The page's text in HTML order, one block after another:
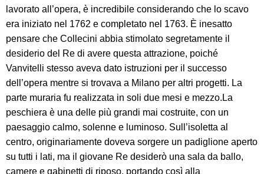
lavorato all’opera, è incredibile considerando che lo scavo
era iniziato nel 1762 e completato nel 1763. È inesatto
pensare che Collecini abbia stimolato segretamente il
desiderio del Re di avere questa attrazione, poiché
Vanvitelli stesso aveva dato istruzioni per il successo
dell’opera mentre si trovava a Milano per altri progetti. La
parte muraria fu realizzata in soli due mesi e mezzo.La
peschiera è una delle più grandi mai costruite, con un
paesaggio calmo, solenne e luminoso. Sull’isoletta al
centro, originariamente doveva sorgere un padiglione aperto
su tutti i lati, ma il giovane Re desiderò una sala da ballo,
camere e gabinetti di riposo, portando così alla